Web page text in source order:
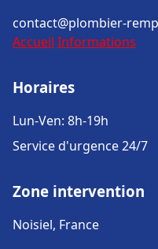
contact@plombier-
Accueil Informations
Horaires
Lun-Ven: 8h-19h
Service d'urgence 24/7
Zone intervention
Noisiel, France